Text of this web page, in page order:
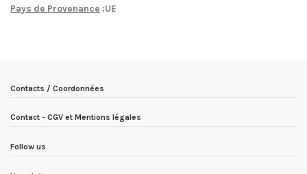
Pays de Provenance :UE
Contacts / Coordonnées
Contact - CGV et Mentions légales
Follow us